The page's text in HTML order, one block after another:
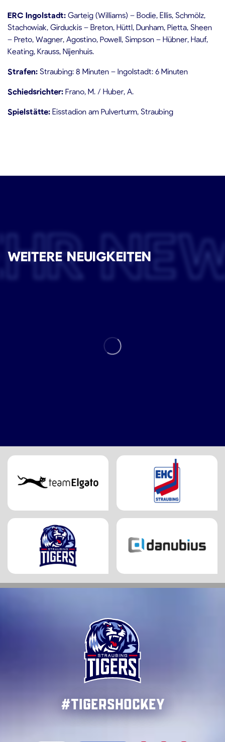
ERC Ingolstadt: Garteig (Williams) – Bodie, Ellis, Schmölz,
Stachowiak, Girduckis – Breton, Hüttl, Dunham, Pietta, Sheen
– Preto, Wagner, Agostino, Powell, Simpson – Hübner, Hauf,
Keating, Krauss, Nijenhuis.
Strafen: Straubing: 8 Minuten – Ingolstadt: 6 Minuten
Schiedsrichter: Frano, M. / Huber, A.
Spielstätte: Eisstadion am Pulverturm, Straubing
WEITERE NEUIGKEITEN
#TigersHockey